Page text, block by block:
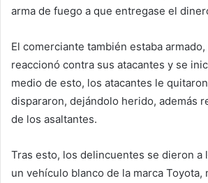
arma de fuego a que entregase el
El comerciante también estaba
reaccionó contra sus atacantes y se
medio de esto, los atacantes le
dispararon, dejándolo herido, además
de los asaltantes.
Tras esto, los delincuentes se dieron a
un vehículo blanco de la marca Toyota,